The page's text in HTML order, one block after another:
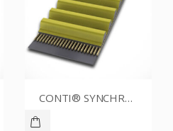
CONTI® SYNCHROCHAIN CTD 8M 2200 21